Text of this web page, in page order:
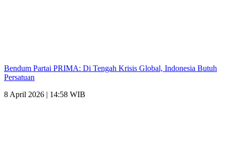
Bendum Partai PRIMA: Di Tengah Krisis Global, Indonesia Butuh
Persatuan
8 April 2026 | 14:58 WIB